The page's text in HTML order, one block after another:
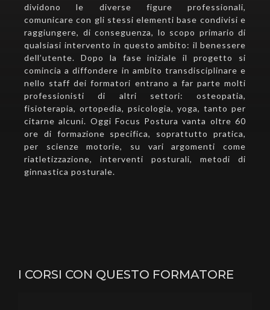
dividono le diverse figure professionali,
comunicare con gli stessi elementi base condivisi e
raggiungere, di conseguenza, lo scopo primario di
qualsiasi intervento in questo ambito: il benessere
dell’utente. Dopo la fase iniziale il progetto si
comincia a diffondere in ambito transdisciplinare e
nello staff dei formatori entrano a far parte molti
professionisti di altri settori: osteopatia,
fisioterapia, ortopedia, psicologia, yoga, tanto per
citarne alcuni. Oggi Focus Postura vanta oltre 60
ore di formazione specifica, soprattutto pratica,
per scienze motorie, su vari argomenti come
riatletizzazione, interventi posturali, metodi di
ginnastica posturale.
I CORSI CON QUESTO FORMATORE